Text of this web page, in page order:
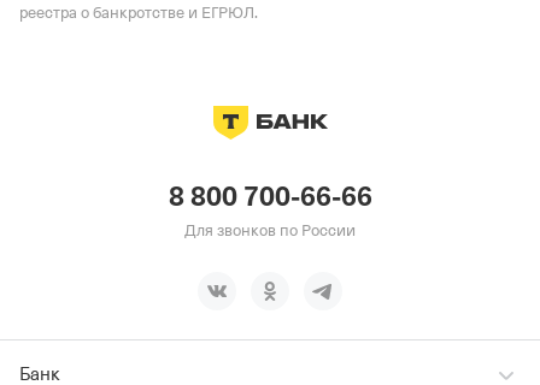
реестра о банкротстве и ЕГРЮЛ.
8 800 700-66-66
Для звонков по России
Банк